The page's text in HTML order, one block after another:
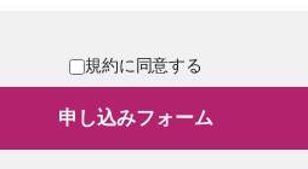
規約に同意する
申し込みフォーム